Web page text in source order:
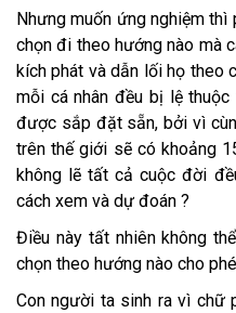
Nhưng muốn ứng nghiệm
chọn đi theo hướng nào mà
kích phát và dẫn lối họ theo
mỗi cá nhân đều bị lệ
được sắp đặt sẵn, bởi vì
trên thế giới sẽ có khoảng
không lẽ tất cả cuộc đời
cách xem và dự đoán ?
Điều này tất nhiên không
chọn theo hướng nào cho
Con người ta sinh ra vì chữ